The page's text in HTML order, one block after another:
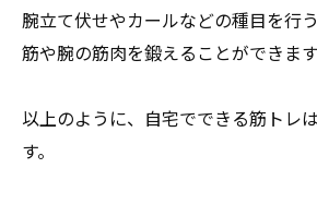
腕立て伏せやカールなどの種目を行う
筋や腕の筋肉を鍛えることができます
以上のように、自宅でできる筋トレ
す。